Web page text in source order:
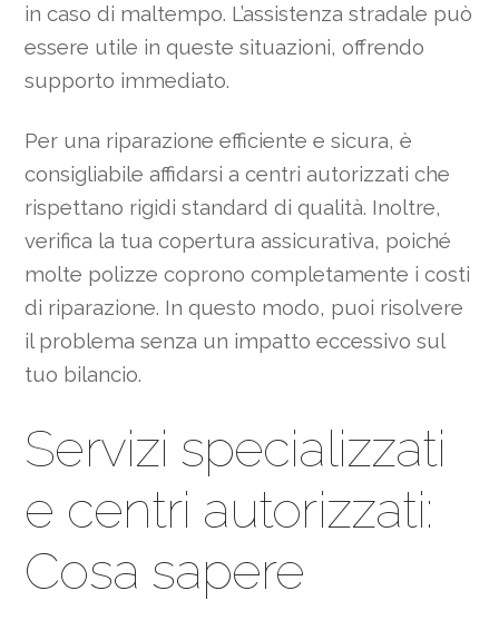
in caso di maltempo. L’assistenza stradale può
essere utile in queste situazioni, offrendo
supporto immediato.
Per una riparazione efficiente e sicura, è
consigliabile affidarsi a centri autorizzati che
rispettano rigidi standard di qualità. Inoltre,
verifica la tua copertura assicurativa, poiché
molte polizze coprono completamente i costi
di riparazione. In questo modo, puoi risolvere
il problema senza un impatto eccessivo sul
tuo bilancio.
Servizi specializzati
e centri autorizzati:
Cosa sapere